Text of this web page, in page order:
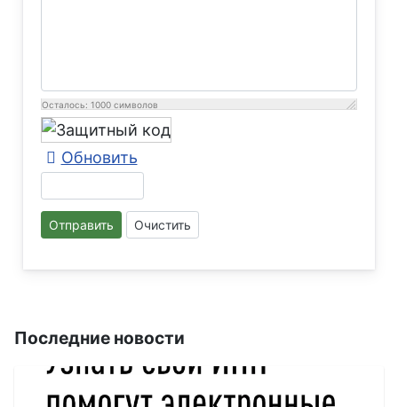
Осталось: 1000 символов
Обновить
Отправить Очистить
Последние новости